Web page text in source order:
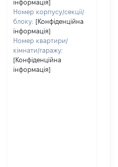
інформація]
Номер корпусу/секції/
блоку: [Конфіденційна
інформація]
Номер квартири/
кімнати/гаражу:
[Конфіденційна
інформація]